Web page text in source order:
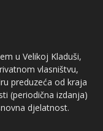
u Velikoj Kladuši,
vlasništvu,
preduzeća od kraja
(periodična izdanja)
djelatnost.